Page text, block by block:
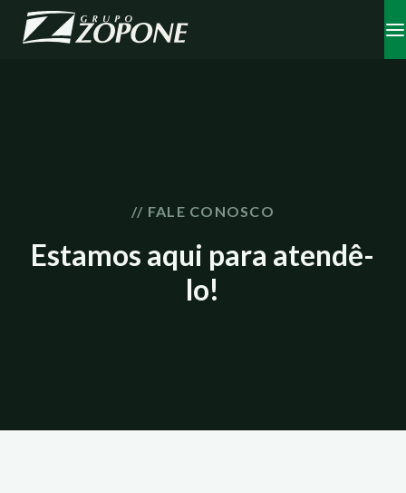
// FALE CONOSCO
Estamos aqui para atendê-
lo!